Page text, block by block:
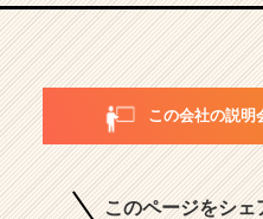
この会社の説明
このページをシェ